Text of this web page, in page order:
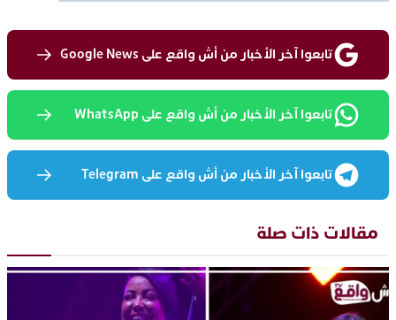
تابعوا آخر الأخبار من أش واقع على Google News
تابعوا آخر الأخبار من أش واقع على WhatsApp
تابعوا آخر الأخبار من أش واقع على Telegram
مقالات ذات صلة